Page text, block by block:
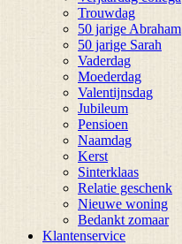
Trouwdag
50 jarige Abraham
50 jarige Sarah
Vaderdag
Moederdag
Valentijnsdag
Jubileum
Pensioen
Naamdag
Kerst
Sinterklaas
Relatie geschenk
Nieuwe woning
Bedankt zomaar
Klantenservice